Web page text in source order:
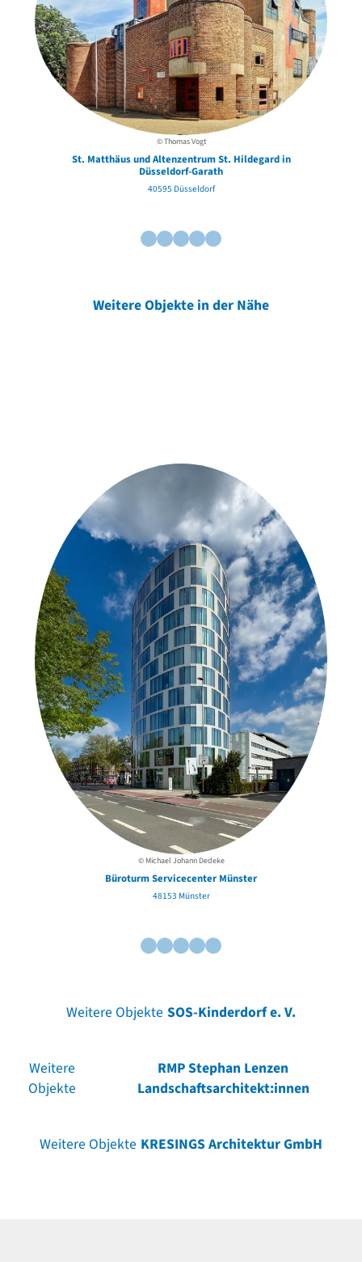
© Thomas Vogt
St. Matthäus und Altenzentrum St. Hildegard in
Düsseldorf-Garath
40595 Düsseldorf
Weitere Objekte in der Nähe
© Michael Johann Dedeke
Büroturm Servicecenter Münster
48153 Münster
Weitere Objekte SOS-Kinderdorf e. V.
Weitere
Objekte
RMP Stephan Lenzen
Landschaftsarchitekt:innen
Weitere Objekte KRESINGS Architektur GmbH